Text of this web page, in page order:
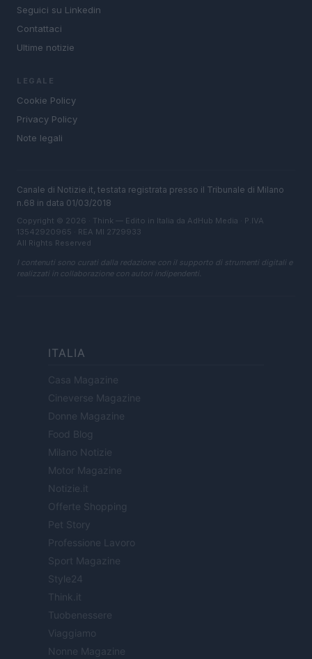
Seguici su Linkedin
Contattaci
Ultime notizie
LEGALE
Cookie Policy
Privacy Policy
Note legali
Canale di Notizie.it, testata registrata presso il Tribunale di Milano
n.68 in data 01/03/2018
Copyright © 2026 · Think — Edito in Italia da AdHub Media · P.IVA
13542920965 · REA MI 2729933
All Rights Reserved
I contenuti sono curati dalla redazione con il supporto di strumenti digitali e
realizzati in collaborazione con autori indipendenti.
ITALIA
Casa Magazine
Cineverse Magazine
Donne Magazine
Food Blog
Milano Notizie
Motor Magazine
Notizie.it
Offerte Shopping
Pet Story
Professione Lavoro
Sport Magazine
Style24
Think.it
Tuobenessere
Viaggiamo
Nonne Magazine